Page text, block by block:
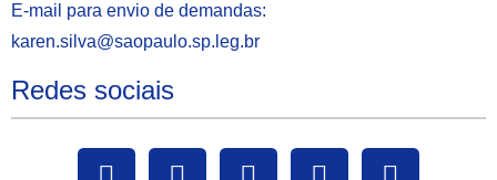
E-mail para envio de demandas:
karen.silva@saopaulo.sp.leg.br
Redes sociais